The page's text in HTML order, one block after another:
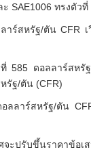
SAE1006 ทรงตั
ร์สหรัฐ/ตัน CFR
585 ดอลลาร์สห
รัฐ/ตัน (CFR)
ลลาร์สหรัฐ/ตัน
จะปรับขึ้นราคา